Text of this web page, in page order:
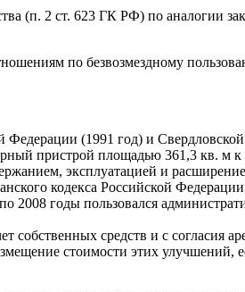
(п. 2 ст. 623 ГК РФ) по аналогии
по безвозмездному
(1991 год) и Свердловской
пристрой площадью 361,3 кв. м
эксплуатацией и
кодекса Российской
2008 годы пользовался
собственных средств и с согласия
стоимости этих улучшений,